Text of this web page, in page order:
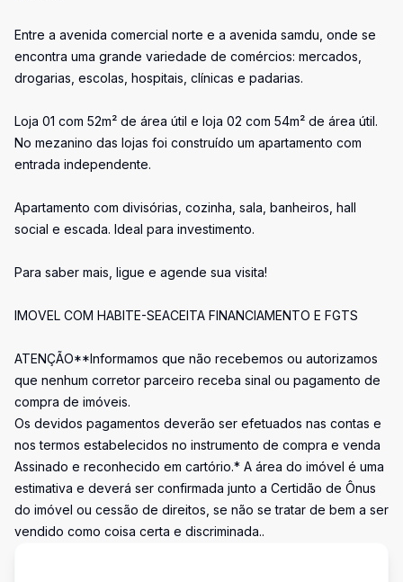
Entre a avenida comercial norte e a avenida samdu, onde se
encontra uma grande variedade de comércios: mercados,
drogarias, escolas, hospitais, clínicas e padarias.
Loja 01 com 52m² de área útil e loja 02 com 54m² de área útil.
No mezanino das lojas foi construído um apartamento com
entrada independente.
Apartamento com divisórias, cozinha, sala, banheiros, hall
social e escada. Ideal para investimento.
Para saber mais, ligue e agende sua visita!
IMOVEL COM HABITE-SEACEITA FINANCIAMENTO E FGTS
ATENÇÃO**Informamos que não recebemos ou autorizamos
que nenhum corretor parceiro receba sinal ou pagamento de
compra de imóveis.
Os devidos pagamentos deverão ser efetuados nas contas e
nos termos estabelecidos no instrumento de compra e venda
Assinado e reconhecido em cartório.* A área do imóvel é uma
estimativa e deverá ser confirmada junto a Certidão de Ônus
do imóvel ou cessão de direitos, se não se tratar de bem a ser
vendido como coisa certa e discriminada..